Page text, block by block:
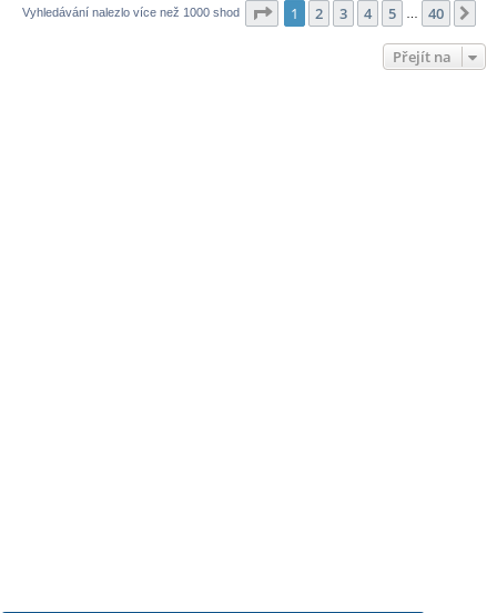
Vyhledávání nalezlo více než 1000 shod Stránka z 40
1 2 3 4 5 40
Přejít na